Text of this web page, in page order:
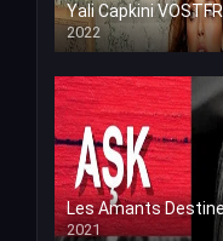
Yali Capkini VOSTFR
2022
2021